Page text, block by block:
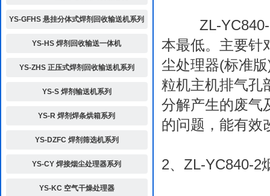
YS-GFHS 悬挂分体式焊剂回收输送机系列
YS-HS 焊剂回收输送一体机
YS-ZHS 正压式焊剂回收输送机系列
YS-S 焊剂输送机系列
YS-R 焊剂焊条烘箱系列
YS-DZFC 焊剂筛选机系列
YS-CY 焊接烟尘处理器系列
YS-KC 空气干燥处理器
ZL-YC840-1
本最低。主要针
尘处理器(标准
粒机主机排气孔
分解产生的废气
的问题，能有效
2、ZL-YC840-2